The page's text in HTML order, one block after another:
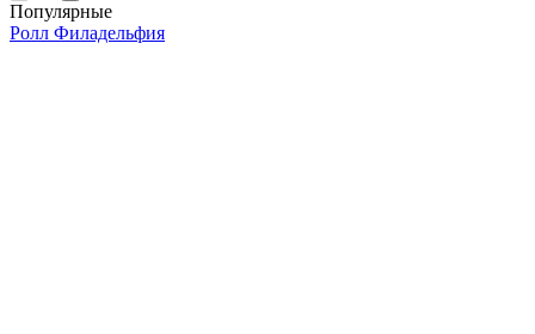
Популярные
Ролл Филадельфия